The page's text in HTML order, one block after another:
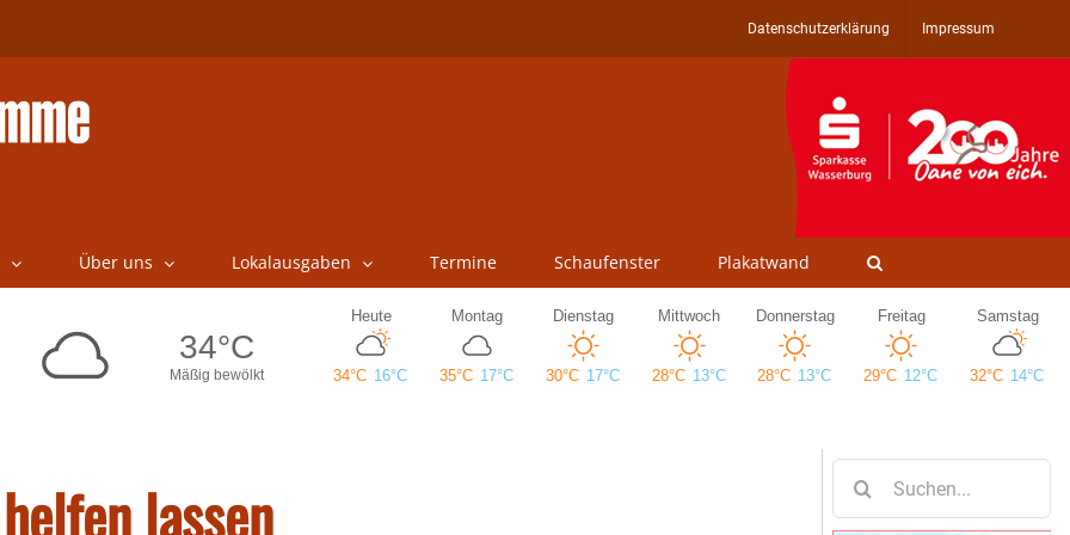
Datenschutzerklärung Impressum
Über uns Lokalausgaben Termine Schaufenster Plakatwand
lassen
nach: